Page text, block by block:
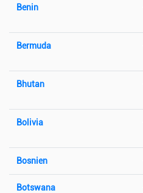
Benin
Bermuda
Bhutan
Bolivia
Bosnien
Botswana